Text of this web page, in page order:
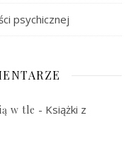
psychicznej
w tle - Książki z